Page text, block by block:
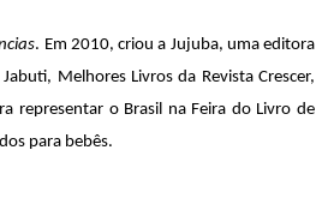
. Em 2010, criou a Jujuba, uma editora
Melhores Livros da Revista Crescer,
representar o Brasil na Feira do Livro de
para bebês.